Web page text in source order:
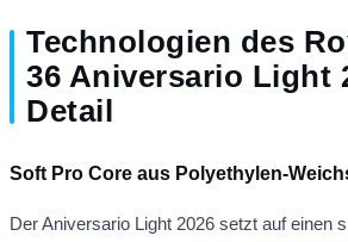
Technologien des
36 Aniversario Light
Detail
Soft Pro Core aus Polyethylen-
Der Aniversario Light 2026 setzt auf einen